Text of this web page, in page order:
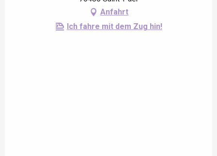
Anfahrt
Ich fahre mit dem Zug hin!